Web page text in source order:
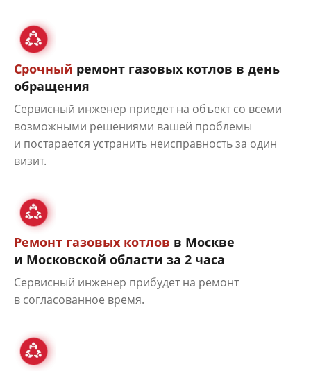
Срочный ремонт газовых котлов в день
обращения
Сервисный инженер приедет на объект со всеми
возможными решениями вашей проблемы
и постарается устранить неисправность за один
визит.
Ремонт газовых котлов в Москве
и Московской области за 2 часа
Сервисный инженер прибудет на ремонт
в согласованное время.